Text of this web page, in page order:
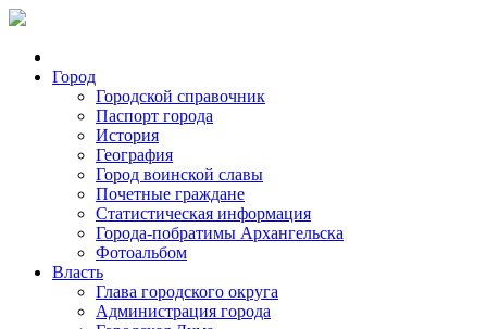
Город
Городской справочник
Паспорт города
История
География
Город воинской славы
Почетные граждане
Статистическая информация
Города-побратимы Архангельска
Фотоальбом
Власть
Глава городского округа
Администрация города